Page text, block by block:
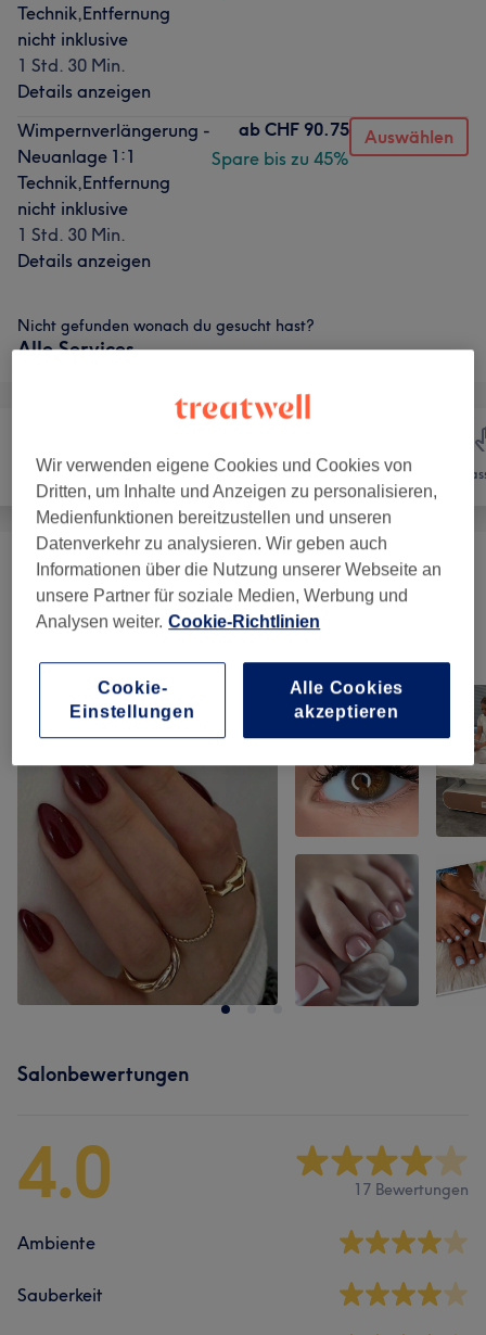
Technik,Entfernung
nicht inklusive
1 Std. 30 Min.
Details anzeigen
Wimpernverlängerung -
Neuanlage 1:1
Technik,Entfernung
nicht inklusive
1 Std. 30 Min.
Details anzeigen
ab CHF 90.75
Spare bis zu 45%
Auswählen
Nicht gefunden wonach du gesucht hast?
Alle Services
Nägel Gesicht
Wimpernverlängerungen (25) ab CHF 52.25
Salonbewertungen
4.0 17 Bewertungen
Ambiente
Sauberkeit
Wir verwenden eigene Cookies und Cookies von
Dritten, um Inhalte und Anzeigen zu personalisieren,
Medienfunktionen bereitzustellen und unseren
Datenverkehr zu analysieren. Wir geben auch
Informationen über die Nutzung unserer Webseite an
unsere Partner für soziale Medien, Werbung und
Analysen weiter. Cookie-Richtlinien
Alle Cookies
akzeptieren
Cookie-
Einstellungen